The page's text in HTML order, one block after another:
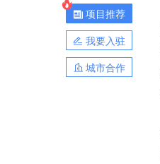
项目推荐
我要入驻
城市合作